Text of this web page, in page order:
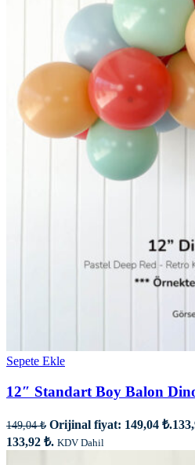
Sepete Ekle
12″ Standart Boy Balon
149,04₺ Orijinal fiyat: 149,04 ₺.
133,92 ₺. KDV Dahil